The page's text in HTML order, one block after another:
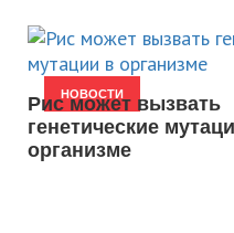
НОВОСТИ
Рис может вызвать
генетические
организме